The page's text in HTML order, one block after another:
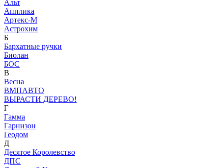
Альт
Апплика
Артекс-М
Астрохим
Б
Бархатные ручки
Биолан
БОС
В
Весна
ВМПАВТО
ВЫРАСТИ ДЕРЕВО!
Г
Гамма
Гарнизон
Геодом
Д
Десятое Королевство
ДПС